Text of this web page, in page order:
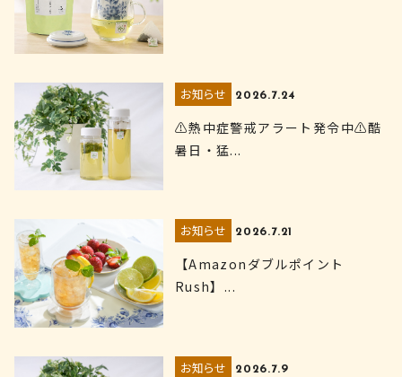
お知らせ 2026.7.24
⚠熱中症警戒アラート発令中⚠酷
暑日・猛...
お知らせ 2026.7.21
【Amazonダブルポイント
Rush】...
お知らせ 2026.7.9